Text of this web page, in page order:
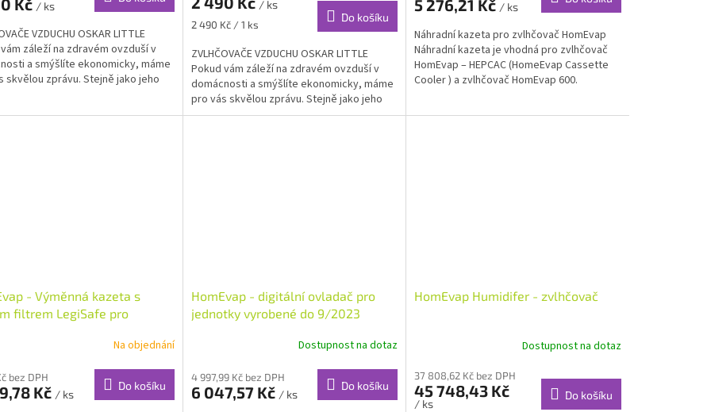
Kč / ks
VZDUCHU OSKAR LITTLE
záleží na zdravém ovzduší v
a smýšlíte ekonomicky, máme
skvělou zprávu. Stejně jako jeho
/ ks
Měrná
2 490 Kč / 1 ks
Do košíku
ZVLHČOVAČE VZDUCHU OSKAR LITTLE
Pokud vám záleží na zdravém ovzduší v
domácnosti a smýšlíte ekonomicky, máme
pro vás skvělou zprávu. Stejně jako jeho
větší bratři, i...
5 276,21 Kč / ks
Náhradní kazeta pro zvlhčovač HomEvap
Náhradní kazeta je vhodná pro zvlhčovač
HomEvap – HEPCAC (HomeEvap Cassette
Cooler ) a zvlhčovač HomEvap 600.
- Výměnná kazeta s
filtrem LegiSafe pro
Na objednání
bez DPH
Kč / ks
Do košíku
HomEvap - digitální ovladač pro
jednotky vyrobené do 9/2023
Dostupnost na dotaz
4 997,99 Kč bez DPH
6 047,57 Kč / ks
Do košíku
HomEvap Humidifer - zvlhčovač
Dostupnost na dotaz
37 808,62 Kč bez DPH
45 748,43 Kč
/ ks
Do košíku